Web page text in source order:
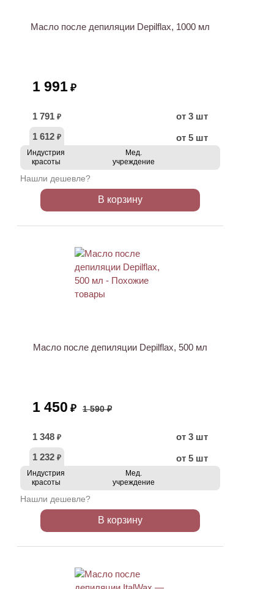
Масло после депиляции Depilflax, 1000 мл
1 991 ₽
1 791 ₽
от 3 шт
1 612 ₽ от 5 шт
Индустрия
красоты
Мед.
учреждение
Нашли дешевле?
В корзину
Масло после депиляции Depilflax, 500 мл
1 450 ₽ 1 590 ₽
1 348 ₽
от 3 шт
1 232 ₽ от 5 шт
Индустрия
красоты
Мед.
учреждение
Нашли дешевле?
В корзину